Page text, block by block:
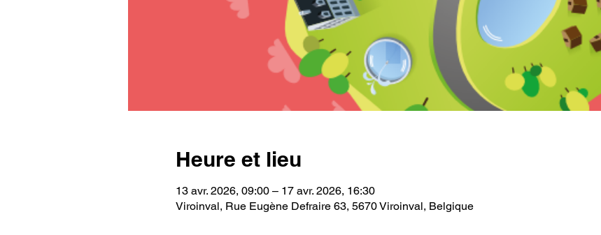
Heure et lieu
13 avr. 2026, 09:00 – 17 avr. 2026, 16:30
Viroinval, Rue Eugène Defraire 63, 5670 Viroinval, Belgique